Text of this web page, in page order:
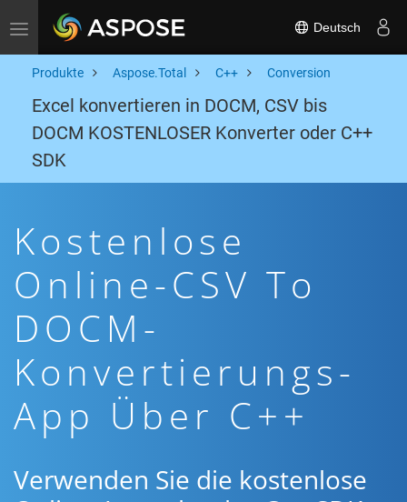
Toggle navigation Deutsch
Produkte Aspose.Total C++ Conversion
Excel konvertieren in DOCM, CSV bis
DOCM KOSTENLOSER Konverter oder C++
SDK
Kostenlose
Online-CSV To
DOCM-
Konvertierungs-
App Über C++
Verwenden Sie die kostenlose